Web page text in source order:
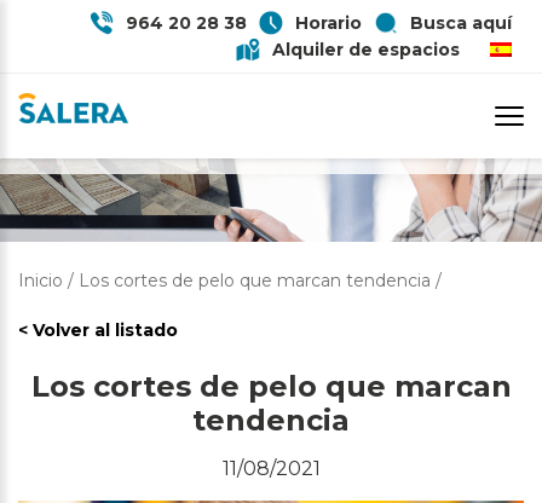
964 20 28 38 Horario
Busca aquí
Alquiler de espacios
LOS CORTES DE PELO QUE
MARCAN TENDENCIA
Inicio / Los cortes de pelo que marcan tendencia /
< Volver al listado
Los cortes de pelo que marcan
tendencia
11/08/2021